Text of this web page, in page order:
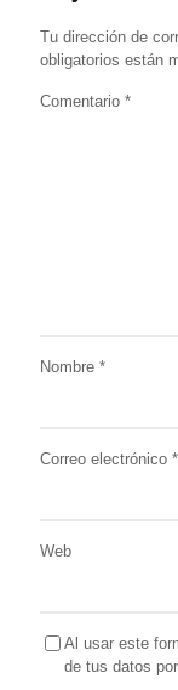
Tu dirección de
obligatorios están
Comentario *
Nombre *
Correo electrónico *
Web
Al usar este
de tus datos